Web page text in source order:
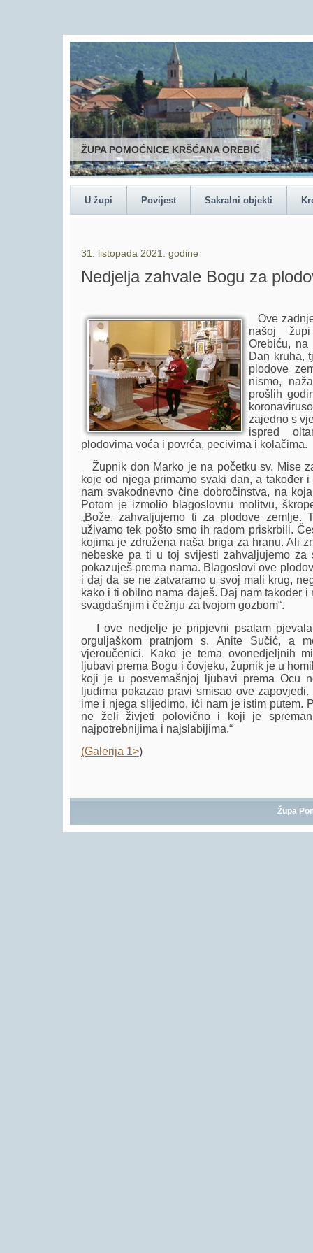
ŽUPA POMOĆNICE KRŠĆANA OREBIĆ
U župi Povijest Sakralni objekti
31. listopada 2021. godine
Nedjelja zahvale Bogu za
Ove
našoj
Orebiću,
Dan kruha,
plodove
nismo,
prošlih
zajedno s
ispred
plodovima voća i povrća, pecivima i kolačima.
Župnik don Marko je na početku sv. Mise
koje od njega primamo svaki dan, a također
nam svakodnevno čine dobročinstva, na
Potom je izmolio blagoslovnu molitvu,
„Bože, zahvaljujemo ti za plodove zemlje.
uživamo tek pošto smo ih radom priskrbili.
kojima je združena naša briga za hranu. Ali
nebeske pa ti u toj svijesti zahvaljujemo za
pokazuješ prema nama. Blagoslovi ove
i daj da se ne zatvaramo u svoj mali krug,
kako i ti obilno nama daješ. Daj nam također
svagdašnjim i čežnju za tvojom gozbom“.
I ove nedjelje je pripjevni psalam pjevala
orguljaškom pratnjom s. Anite Sučić, a
vjeroučenici. Kako je tema ovonedjeljnih
ljubavi prema Bogu i čovjeku, župnik je u
koji je u posvemašnjoj ljubavi prema Ocu
ljudima pokazao pravi smisao ove
ime i njega slijedimo, ići nam je istim putem.
ne želi živjeti polovično i koji je
najpotrebnijima i najslabijima.“
(Galerija 1>)
Župa